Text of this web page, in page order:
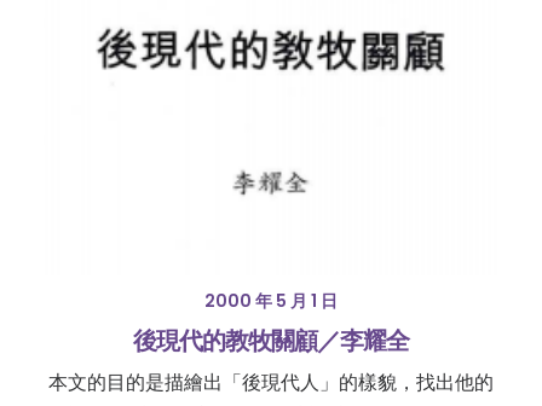
2000 年 5 月 1 日
後現代的教牧關顧／李耀全
本文的目的是描繪出「後現代人」的樣貌，找出他的